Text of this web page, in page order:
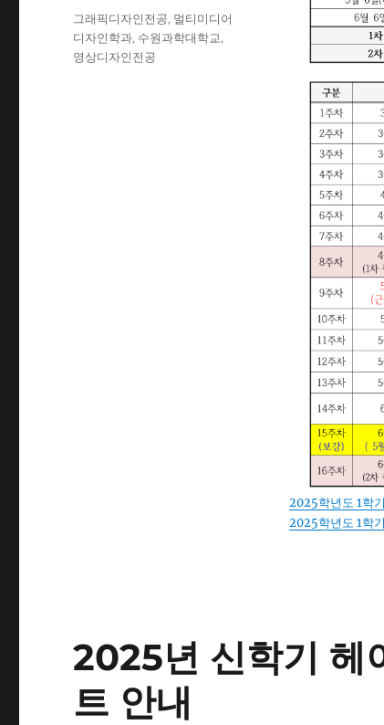
2025학년도 1학
2025학년도 1학
Tags
그래픽디자인전공, 멀티미디어
디자인학과, 수원과학대학교,
영상디자인전공
2025년 신학기 헤
트 안내